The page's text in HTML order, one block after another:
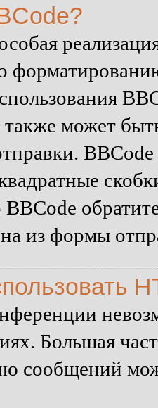
также может
из формы
Большая
сообщений